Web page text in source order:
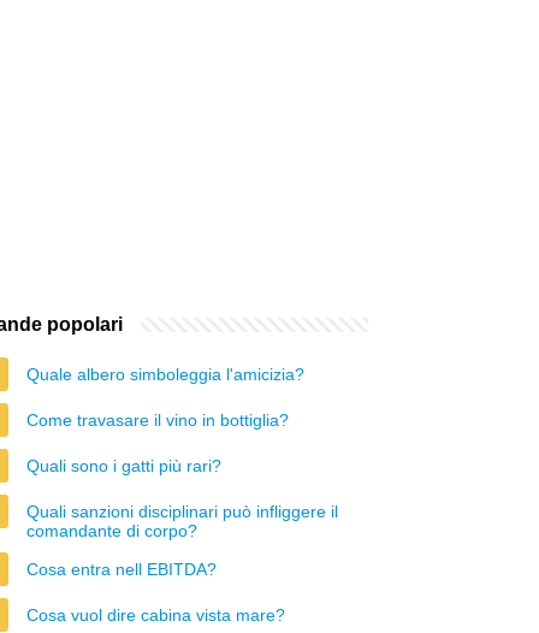
popolari
Quale albero simboleggia l'amicizia?
Come travasare il vino in bottiglia?
Quali sono i gatti più rari?
Quali sanzioni disciplinari può infliggere il
comandante di corpo?
Cosa entra nell EBITDA?
Cosa vuol dire cabina vista mare?